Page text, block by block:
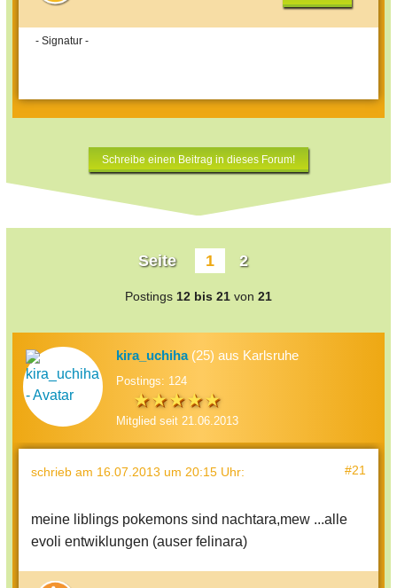
- Signatur -
Schreibe einen Beitrag in dieses Forum!
Seite 1 2
Postings 12 bis 21 von 21
kira_uchiha(25) aus Karlsruhe
Postings: 124
Mitglied seit 21.06.2013
schrieb am 16.07.2013 um 20:15 Uhr: #21
meine liblings pokemons sind nachtara,mew ...alle
evoli entwiklungen (auser felinara)